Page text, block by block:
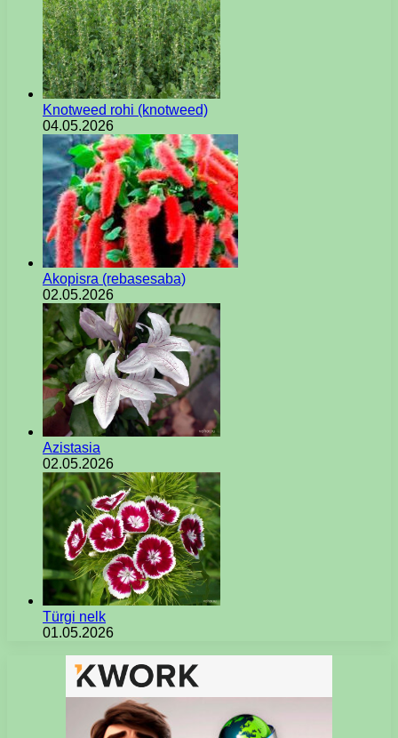
Knotweed rohi (knotweed)
04.05.2026
Akopisra (rebasesaba)
02.05.2026
Azistasia
02.05.2026
Türgi nelk
01.05.2026